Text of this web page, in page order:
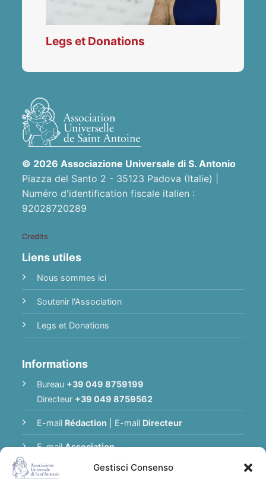
Gestisci Consenso
Legs et Donations
© 2026 Associazione Universale di S. Antonio
Piazza del Santo 2 - 35123 Padova (Italie) |
Numéro d'identification fiscale italien :
92028720289
Credits
Liens utiles
Nous sommes ici
Soutenir l'Association
Legs et Donations
Informations
Bureau +39 049 8759199
Directeur +39 049 8759562
E-mail Rédaction E-mail Directeur
E-mailAssociation
Politique de Confidentialité